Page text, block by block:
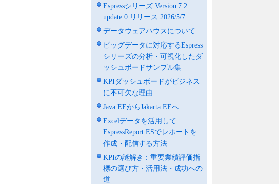
Espressシリーズ Version 7.2
update 0 リリース:2026/5/7
データウェアハウスについて
ビッグデータに対応するEspress
シリーズの分析・可視化したダ
ッシュボードサンプル集
KPIダッシュボードがビジネス
に不可欠な理由
Java EEからJakarta EEへ
Excelデータを活用して
EspressReport ESでレポートを
作成・配信する方法
KPIの謎解き：重要業績評価指
標の選び方・活用法・成功への
道